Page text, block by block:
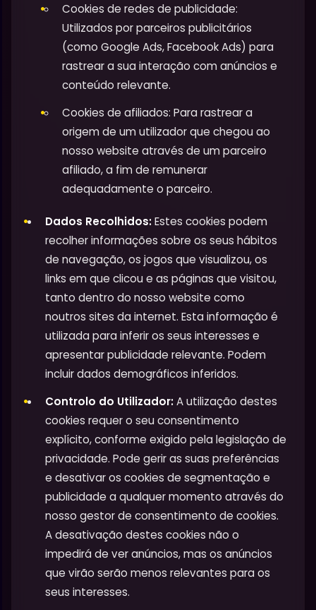
Cookies de redes de publicidade:
Utilizados por parceiros publicitários
(como Google Ads, Facebook Ads) para
rastrear a sua interação com anúncios e
conteúdo relevante.
Cookies de afiliados: Para rastrear a
origem de um utilizador que chegou ao
nosso website através de um parceiro
afiliado, a fim de remunerar
adequadamente o parceiro.
Dados Recolhidos:Estes cookies podem
recolher informações sobre os seus hábitos
de navegação, os jogos que visualizou, os
links em que clicou e as páginas que visitou,
tanto dentro do nosso website como
noutros sites da internet. Esta informação é
utilizada para inferir os seus interesses e
apresentar publicidade relevante. Podem
incluir dados demográficos inferidos.
Controlo do Utilizador:A utilização destes
cookies requer o seu consentimento
explícito, conforme exigido pela legislação de
privacidade. Pode gerir as suas preferências
e desativar os cookies de segmentação e
publicidade a qualquer momento através do
nosso gestor de consentimento de cookies.
A desativação destes cookies não o
impedirá de ver anúncios, mas os anúncios
que virão serão menos relevantes para os
seus interesses.